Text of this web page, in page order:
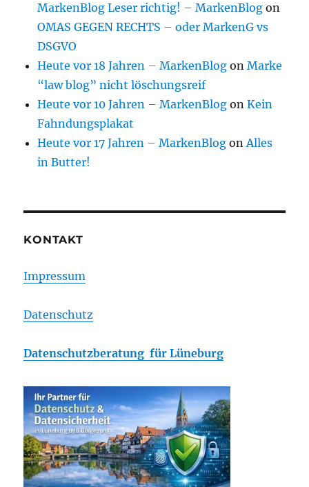
MarkenBlog Leser richtig! – MarkenBlog on
OMAS GEGEN RECHTS – oder MarkenG vs
DSGVO
Heute vor 18 Jahren – MarkenBlog onMarke
“law blog” nicht löschungsreif
Heute vor 10 Jahren – MarkenBlog onKein
Fahndungsplakat
Heute vor 17 Jahren – MarkenBlog onAlles
in Butter!
KONTAKT
Impressum
Datenschutz
Datenschutzberatung für Lüneburg